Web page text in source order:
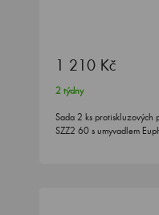
1 210 Kč
2 týdny
Sada 2 ks protiskluzových
SZZ2 60 s umyvadlem